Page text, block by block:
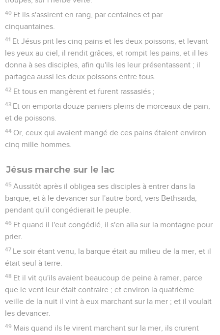
40 Et ils s'assirent en rang, par centaines et par
cinquantaines.
41 Et Jésus prit les cinq pains et les deux poissons, et levant
les yeux au ciel, il rendit grâces, et rompit les pains, et il les
donna à ses disciples, afin qu'ils les leur présentassent ; il
partagea aussi les deux poissons entre tous.
42 Et tous en mangèrent et furent rassasiés ;
43 Et on emporta douze paniers pleins de morceaux de pain,
et de poissons.
44 Or, ceux qui avaient mangé de ces pains étaient environ
cinq mille hommes.
Jésus marche sur le lac
45 Aussitôt après il obligea ses disciples à entrer dans la
barque, et à le devancer sur l'autre bord, vers Bethsaïda,
pendant qu'il congédierait le peuple.
46 Et quand il l'eut congédié, il s'en alla sur la montagne pour
prier.
47 Le soir étant venu, la barque était au milieu de la mer, et il
était seul à terre.
48 Et il vit qu'ils avaient beaucoup de peine à ramer, parce
que le vent leur était contraire ; et environ la quatrième
veille de la nuit il vint à eux marchant sur la mer ; et il voulait
les devancer.
49 Mais quand ils le virent marchant sur la mer, ils crurent